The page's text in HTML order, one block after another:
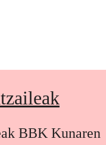
BBK Kunaren